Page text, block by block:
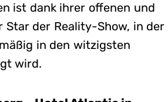
ist dank ihrer offenen und
Star der Reality-Show, in der
in den witzigsten
wird.